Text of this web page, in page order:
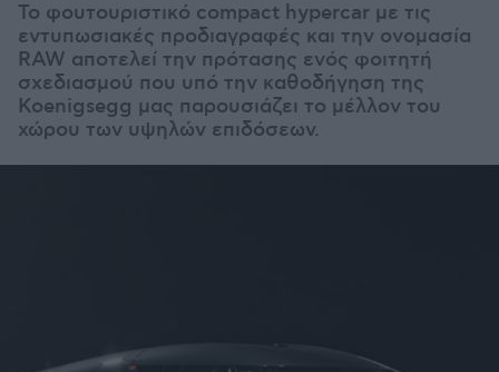
Το φουτουριστικό compact hypercar με τις
εντυπωσιακές προδιαγραφές και την ονομασία
RAW αποτελεί την πρότασης ενός φοιτητή
σχεδιασμού που υπό την καθοδήγηση της
Koenigsegg μας παρουσιάζει το μέλλον του
χώρου των υψηλών επιδόσεων.